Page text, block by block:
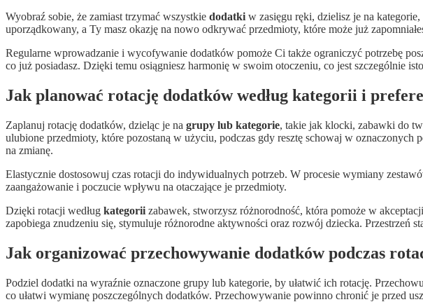
Wyobraź sobie, że zamiast trzymać wszystkie dodatki w zasięgu ręki, dzielisz je na
uporządkowany, a Ty masz okazję na nowo odkrywać przedmioty, które może już
Regularne wprowadzanie i wycofywanie dodatków pomoże Ci także ograniczyć potrzebę
co już posiadasz. Dzięki temu osiągniesz harmonię w swoim otoczeniu, co jest szczególnie
Jak planować rotację dodatków według kategorii i
Zaplanuj rotację dodatków, dzieląc je na grupy lub kategorie, takie jak klocki, zabawki do
ulubione przedmioty, które pozostaną w użyciu, podczas gdy resztę schowaj w
na zmianę.
Elastycznie dostosowuj czas rotacji do indywidualnych potrzeb. W procesie wymiany
zaangażowanie i poczucie wpływu na otaczające je przedmioty.
Dzięki rotacji według kategorii zabawek, stworzysz różnorodność, która pomoże w
zapobiega znudzeniu się, stymuluje różnorodne aktywności oraz rozwój dziecka. Przestrzeń
Jak organizować przechowywanie dodatków podczas
Podziel dodatki na wyraźnie oznaczone grupy lub kategorie, by ułatwić ich rotację.
co ułatwi wymianę poszczególnych dodatków. Przechowywanie powinno chronić je przed